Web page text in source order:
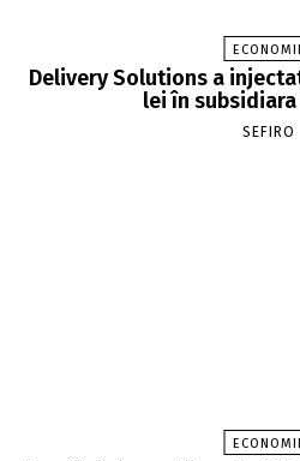
Delivery Solutions a
lei în
SEFIRO